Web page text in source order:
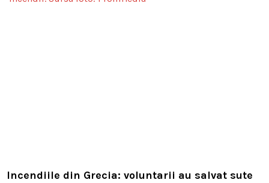
Incendiile din Grecia: voluntarii au salvat sute